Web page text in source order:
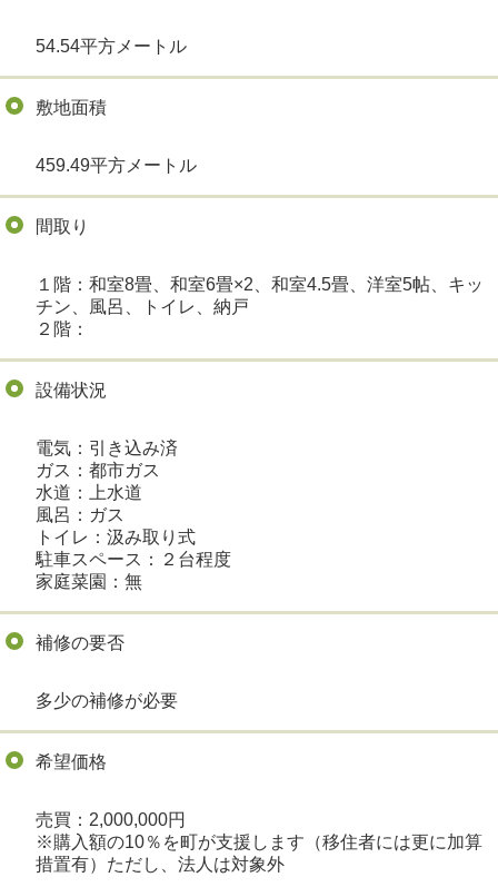
54.54平方メートル
敷地面積
459.49平方メートル
間取り
１階：和室8畳、和室6畳×2、和室4.5畳、洋室5帖、キッ
チン、風呂、トイレ、納戸
２階：
設備状況
電気：引き込み済
ガス：都市ガス
水道：上水道
風呂：ガス
トイレ：汲み取り式
駐車スペース：２台程度
家庭菜園：無
補修の要否
多少の補修が必要
希望価格
売買：2,000,000円
※購入額の10％を町が支援します（移住者には更に加算
措置有）ただし、法人は対象外